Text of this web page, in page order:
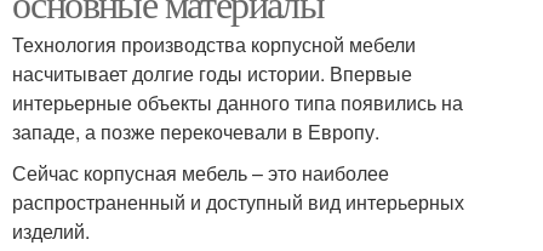
Технология производства корпусной мебели
насчитывает долгие годы истории. Впервые
интерьерные объекты данного типа появились на
западе, а позже перекочевали в Европу.
Сейчас корпусная мебель – это наиболее
распространенный и доступный вид интерьерных
изделий.